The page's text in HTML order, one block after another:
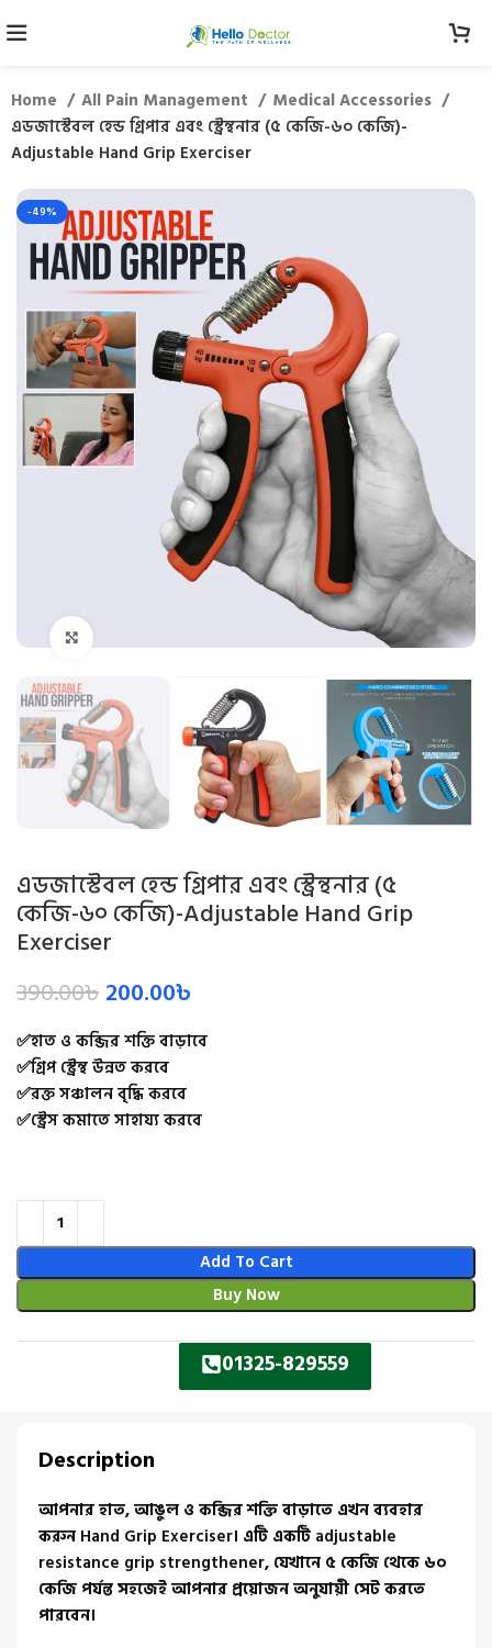
Home All Pain Management
Medical Accessories
এডজাস্টেবল হেন্ড গ্রিপার এবং স্ট্রেন্থনার (৫ কেজি-৬০ কেজি)-
Adjustable Hand Grip Exerciser
-49%
এডজাস্টেবল হেন্ড গ্রিপার এবং স্ট্রেন্থনার (৫
কেজি-৬০ কেজি)-Adjustable Hand Grip
Exerciser
390.00৳200.00৳
✅হাত ও কব্জির শক্তি বাড়াবে
✅গ্রিপ স্ট্রেন্থ উন্নত করবে
✅রক্ত সঞ্চালন বৃদ্ধি করবে
✅স্ট্রেস কমাতে সাহায্য করবে
Add To Cart
Buy Now
01325-829559
Description
আপনার হাত, আঙুল ও কব্জির শক্তি বাড়াতে এখন ব্যবহার
করুন Hand Grip Exerciser। এটি একটি adjustable
resistance grip strengthener, যেখানে ৫ কেজি থেকে ৬০
কেজি পর্যন্ত সহজেই আপনার প্রয়োজন অনুযায়ী সেট করতে
পারবেন।